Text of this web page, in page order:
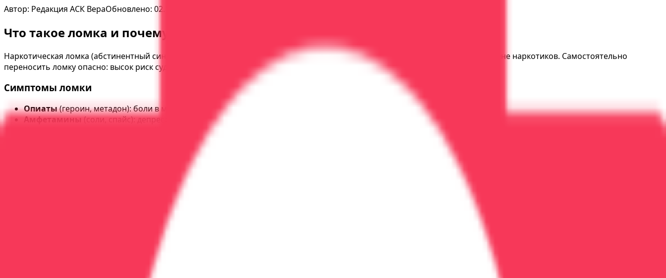
Автор: Редакция АСК ВераОбновлено: 02.10.2025
Что такое ломка и почему она опасна
Наркотическая ломка (абстинентный синдром) — это комплекс физических и психических симптомов, возникающих при отмене наркотиков. Самостоятельно
переносить ломку опасно: высок риск судорог, инсульта, инфаркта, психоза.
Симптомы ломки
Опиаты(героин, метадон): боли в мышцах и костях, озноб, потливость, тошнота, диарея, бессонница, тревога
Амфетамины(соли, спайс): депрессия, апатия, сонливость, тревога, параноидальные мысли
(марихуана, спайс): раздражительность, бессонница, потеря аппетита, тревога
: депрессия, усталость, сильная тяга, суицидальные мысли
Врач вводит препараты, снижающие боль, тревогу, нормализующие сон, давление, пищеварение. Проводится на дому или в стационаре. Длительность 3-7 дней.
анальгетики, транквилизаторы, седативные, противорвотные, витамины, гепатопротекторы.
2. УБОД (ультрабыстрая опиоидная детоксикация)
Процедура под наркозом в условиях реанимации. Введение антагонистов опиоидов ускоряет детоксикацию до 6-8 часов вместо 7-10 дней. Подходит для опиатной